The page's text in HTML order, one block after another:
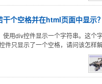
个空格并在html页面中显示？
用div控件显示一个字符串。这个
件只显示了一个空格，请问该怎样